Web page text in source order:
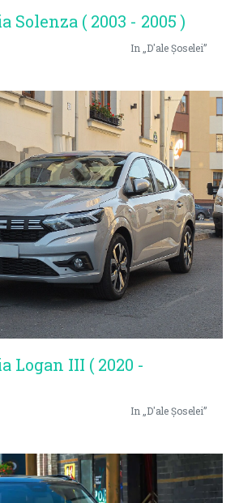
Solenza ( 2003 - 2005 )
In „D'ale Șoselei”
Logan III ( 2020 -
In „D'ale Șoselei”